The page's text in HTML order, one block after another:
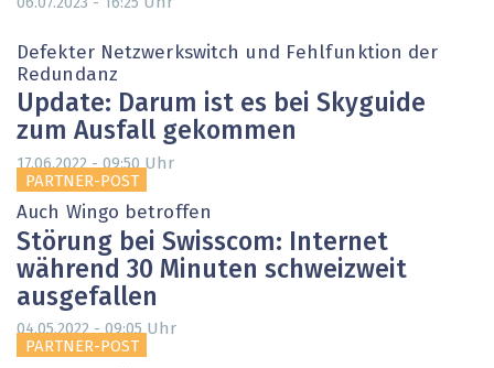
06.07.2023 - 16:25
Defekter Netzwerkswitch und Fehlfunktion der
Redundanz
Update: Darum ist es bei Skyguide
zum Ausfall gekommen
17.06.2022 - 09:50 Uhr
PARTNER-POST
Auch Wingo betroffen
Störung bei Swisscom: Internet
während 30 Minuten schweizweit
ausgefallen
04.05.2022 - 09:05Uhr
PARTNER-POST